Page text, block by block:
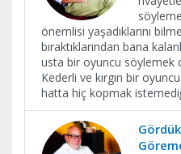
önemlisi yaşadıklarını
bıraktıklarından bana
usta bir oyuncu söylemek
Kederli ve kırgın bir
hatta hiç kopmak